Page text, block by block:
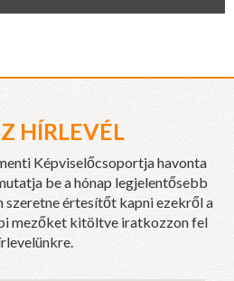
HÍRLEVÉL
Képviselőcsoportja havonta
be a hónap legjelentősebb
szeretne értesítőt kapni ezekről a
mezőket kitöltve iratkozzon fel